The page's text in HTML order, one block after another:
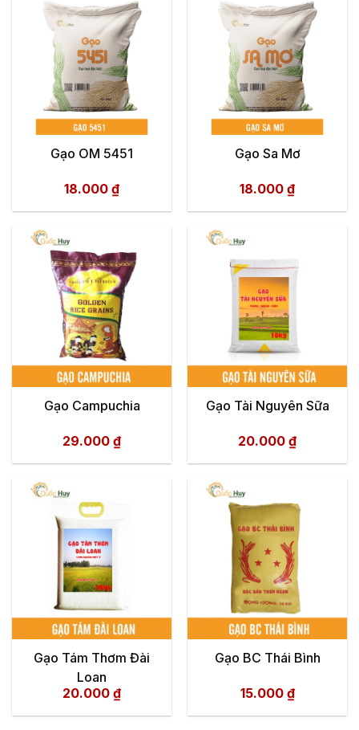
Gạo OM 5451
18.000 ₫
Gạo Sa Mơ
18.000 ₫
Gạo Campuchia
29.000 ₫
Gạo Tài Nguyên Sữa
20.000 ₫
Gạo Tám Thơm Đài
Loan
20.000 ₫
Gạo BC Thái Bình
15.000 ₫